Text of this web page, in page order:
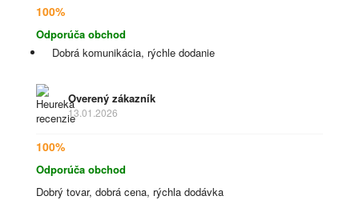
100%
Odporúča obchod
Dobrá komunikácia, rýchle dodanie
Overený zákazník
13.01.2026
100%
Odporúča obchod
Dobrý tovar, dobrá cena, rýchla dodávka